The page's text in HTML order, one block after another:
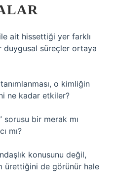
ait hissettiği yer farklı
duygusal süreçler ortaya
o kimliğin
ne kadar etkiler?
sorusu bir merak mı
mı?
konusunu değil,
ürettiğini de görünür hale